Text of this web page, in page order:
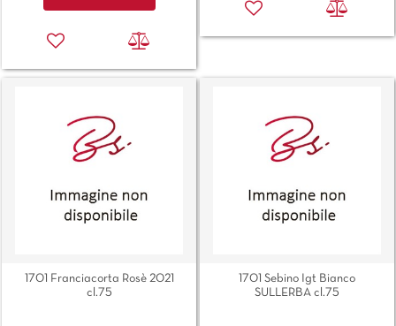
1701 Franciacorta Rosè 2021
cl.75
1701 Sebino Igt Bianco
SULLERBA cl.75